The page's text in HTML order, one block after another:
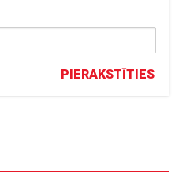
PIERAKSTĪTIES